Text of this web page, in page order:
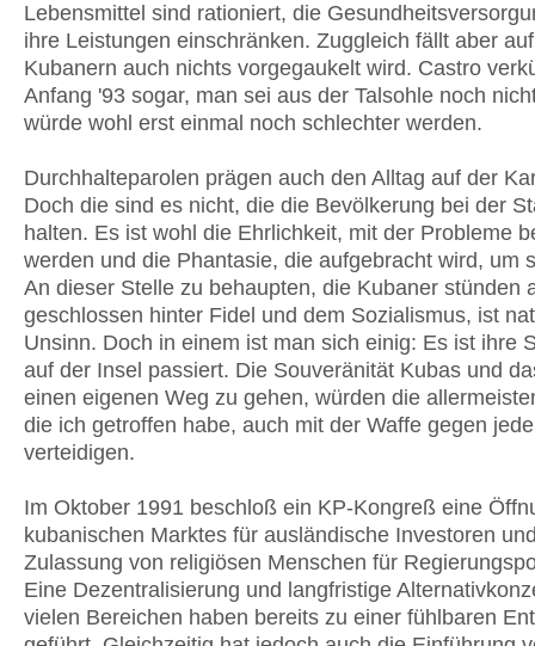
Lebensmittel sind rationiert, die
ihre Leistungen einschränken. Zuggleich fällt aber
Kubanern auch nichts vorgegaukelt wird. Castro
Anfang '93 sogar, man sei aus der Talsohle noch
würde wohl erst einmal noch schlechter werden.
Durchhalteparolen prägen auch den Alltag auf der
Doch die sind es nicht, die die Bevölkerung bei der
halten. Es ist wohl die Ehrlichkeit, mit der Probleme
werden und die Phantasie, die aufgebracht wird, um
An dieser Stelle zu behaupten, die Kubaner stünden
geschlossen hinter Fidel und dem Sozialismus, ist
Unsinn. Doch in einem ist man sich einig: Es ist ihre
auf der Insel passiert. Die Souveränität Kubas und
einen eigenen Weg zu gehen, würden die
die ich getroffen habe, auch mit der Waffe gegen
verteidigen.
Im Oktober 1991 beschloß ein KP-Kongreß eine
kubanischen Marktes für ausländische Investoren
Zulassung von religiösen Menschen für
Eine Dezentralisierung und langfristige
vielen Bereichen haben bereits zu einer fühlbaren